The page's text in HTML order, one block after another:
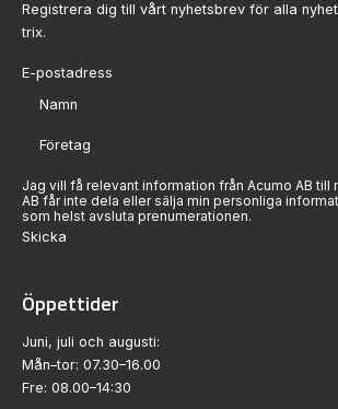
Registrera dig till vårt nyhetsbrev för alla
trix.
Sektion
Jag vill få relevant information från Acumo AB till
AB får inte dela eller sälja min personliga
som helst avsluta prenumerationen.
Skicka
Öppettider
Juni, juli och augusti:
Mån–tor: 07.30–16.00
Fre: 08.00–14:30